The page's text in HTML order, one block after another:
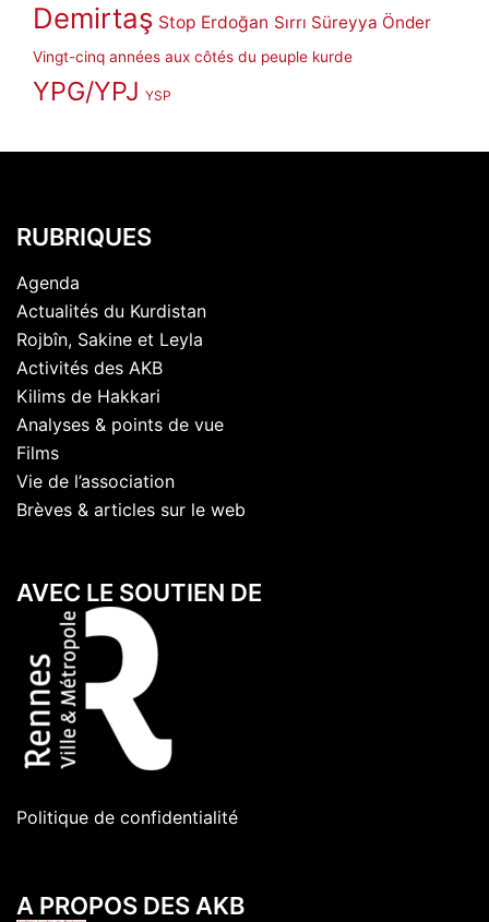
Demirtaş Stop Erdoğan Sırrı Süreyya Önder
Vingt-cinq années aux côtés du peuple kurde
YPG/YPJ YSP
RUBRIQUES
Agenda
Actualités du Kurdistan
Rojbîn, Sakine et Leyla
Activités des AKB
Kilims de Hakkari
Analyses & points de vue
Films
Vie de l’association
Brèves & articles sur le web
AVEC LE SOUTIEN DE
Politique de confidentialité
A PROPOS DES AKB